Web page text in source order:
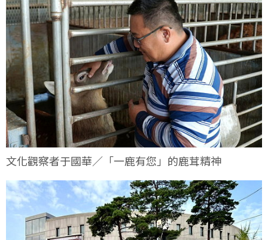
文化觀察者于國華／「一鹿有您」的鹿茸精神